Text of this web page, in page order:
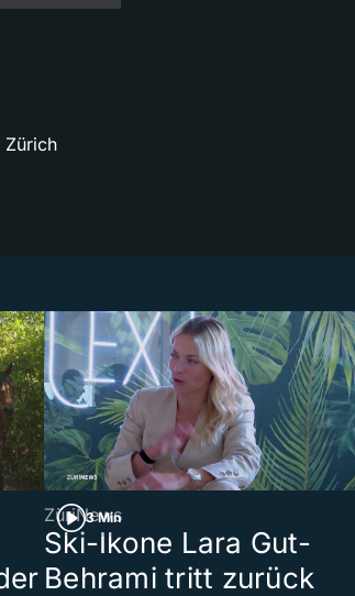
Zürich
3 Min
ZüriNews
Ski-Ikone Lara Gut-
Behrami tritt zurück